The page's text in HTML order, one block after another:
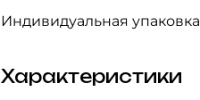
Индивидуальная упаковка
Характеристики